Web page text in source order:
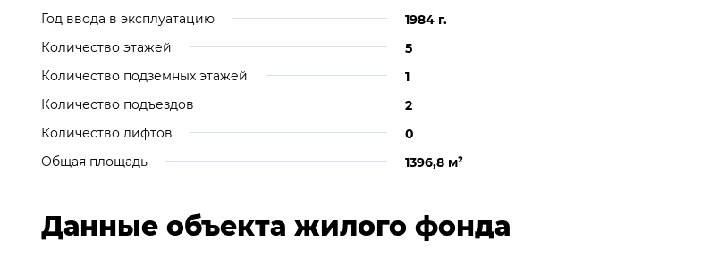
Год ввода в эксплуатацию
1984 г.
Количество этажей
5
Количество подземных этажей
1
Количество подъездов
2
Количество лифтов
0
Общая площадь
1396,8 м²
Данные объекта жилого фонда